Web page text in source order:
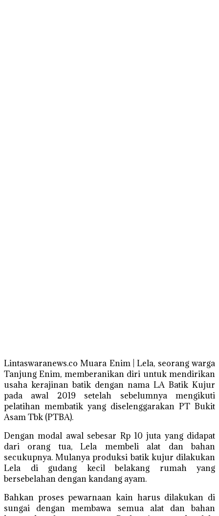
Lintaswaranews.co Muara Enim | Lela, seorang warga
Tanjung Enim, memberanikan diri untuk mendirikan
usaha kerajinan batik dengan nama LA Batik Kujur
pada awal 2019 setelah sebelumnya mengikuti
pelatihan membatik yang diselenggarakan PT Bukit
Asam Tbk (PTBA).
Dengan modal awal sebesar Rp 10 juta yang didapat
dari orang tua, Lela membeli alat dan bahan
secukupnya. Mulanya produksi batik kujur dilakukan
Lela di gudang kecil belakang rumah yang
bersebelahan dengan kandang ayam.
Bahkan proses pewarnaan kain harus dilakukan di
sungai dengan membawa semua alat dan bahan